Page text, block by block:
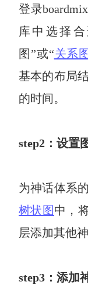
登录
库中选择
图”或“关系
基本的布局
的时间。
step2：设置
为神话体系
树状图中，
层添加其他
step3：添加